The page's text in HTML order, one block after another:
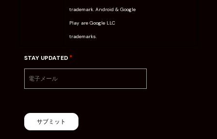
trademark. Android & Google
Play are Google LLC
trademarks.
STAY UPDATED *
サブミット